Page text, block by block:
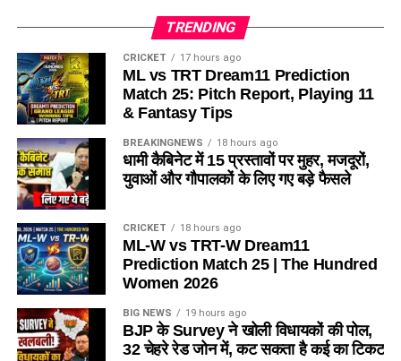
TRENDING
CRICKET 17 hours ago
ML vs TRT Dream11 Prediction
Match 25: Pitch Report, Playing 11
& Fantasy Tips
BREAKINGNEWS 18 hours ago
धामी कैबिनेट में 15 प्रस्तावों पर मुहर, मजदूरों,
युवाओं और गौपालकों के लिए गए बड़े फैसले
CRICKET 18 hours ago
ML-W vs TRT-W Dream11
Prediction Match 25 | The Hundred
Women 2026
BIG NEWS 19 hours ago
BJP के Survey ने खोली विधायकों की पोल,
32 चेहरे रेड जोन में, कट सकता है कई का टिकट